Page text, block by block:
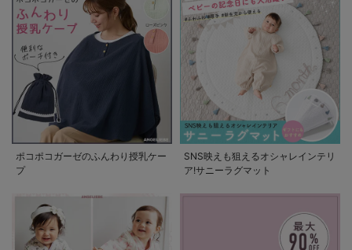
ポコポコガーゼのふんわり授乳ケー
プ
SNS映えも狙えるオシャレインテリ
ア!サニーラグマット